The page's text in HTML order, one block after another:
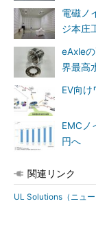
電磁ノ
ジ本庄
eAxle
界最高
EV向
EMCノ
円へ
関連リンク
UL Solutions（ニュー